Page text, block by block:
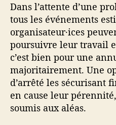
Dans l’attente d’une
tous les événements
organisateur·ices
poursuivre leur travail
c’est bien pour une
majoritairement. Une
d’arrêté les sécurisant
en cause leur
soumis aux aléas.